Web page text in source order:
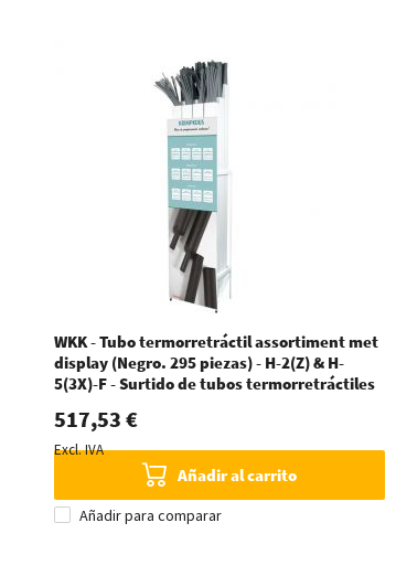
WKK - Tubo termorretráctil assortiment met
display (Negro. 295 piezas) - H-2(Z) & H-
5(3X)-F - Surtido de tubos termorretráctiles
517,53 €
Excl. IVA
Añadir al carrito
Añadir para comparar